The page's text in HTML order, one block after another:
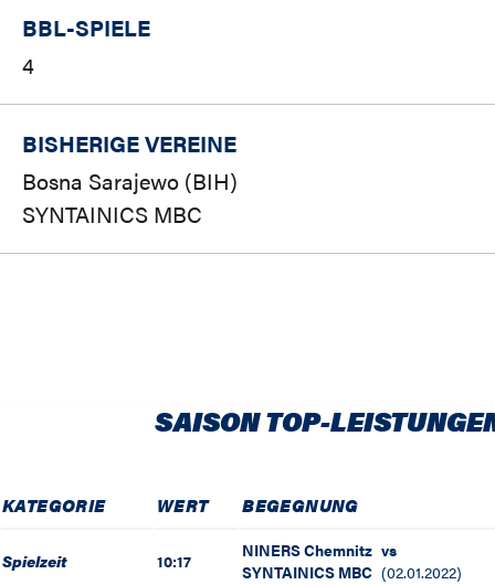
BBL-SPIELE
4
BISHERIGE VEREINE
Bosna Sarajewo (BIH)
SYNTAINICS MBC
SAISON TOP-
KATEGORIE WERT BEGEGNUNG
Spielzeit 10:17 NINERS Chemnitz vs
SYNTAINICS MBC (02.01.2022)